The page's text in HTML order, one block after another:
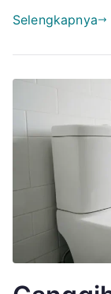
Selengkapnya